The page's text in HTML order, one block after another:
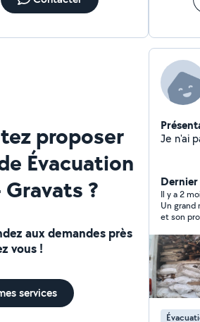
et des
proposer
Évacuation
?
aux demandes près
vous !
services
Il y a 2
Un grand